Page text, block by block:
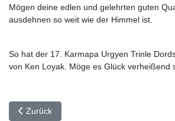
Mögen deine edlen und gelehrten guten
ausdehnen so weit wie der Himmel ist.
So hat der 17. Karmapa Urgyen Trinle
von Ken Loyak. Möge es Glück verheißend
Vorheriger Beitrag: Das Dorje Chang Gebet
Zurück